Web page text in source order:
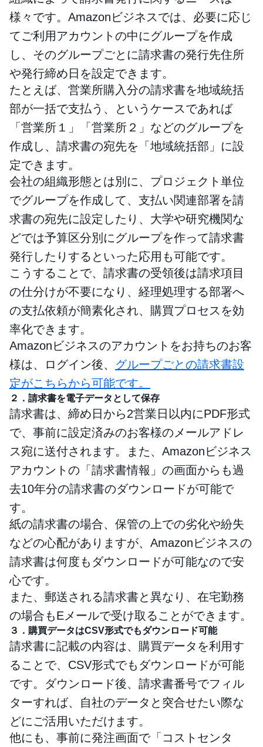
様々です。Amazonビジネスでは、必要に応じ
てご利用アカウントの中にグループを作成
し、そのグループごとに請求書の発行先住所
や発行締め日を設定できます。
たとえば、営業所購入分の請求書を地域統括
部が一括で支払う、というケースであれば
「営業所１」「営業所２」などのグループを
作成し、請求書の宛先を「地域統括部」に設
定できます。
会社の組織形態とは別に、プロジェクト単位
でグループを作成して、支払い関連部署を請
求書の宛先に設定したり、大学や研究機関な
どでは予算区分別にグループを作って請求書
発行したりするといった応用も可能です。
こうすることで、請求書の受領後は請求項目
の仕分けが不要になり、経理処理する部署へ
の支払依頼が簡素化され、購買プロセスを効
率化できます。
Amazonビジネスのアカウントをお持ちのお客
様は、ログイン後、 グループごとの請求書設
定がこちらから可能です。
２．請求書を電子データとして保存
請求書は、締め日から2営業日以内にPDF形式
で、事前に設定済みのお客様のメールアドレ
ス宛に送付されます。また、Amazonビジネス
アカウントの「請求書情報」の画面からも過
去10年分の請求書のダウンロードが可能で
す。
紙の請求書の場合、保管の上での劣化や紛失
などの心配がありますが、Amazonビジネスの
請求書は何度もダウンロードが可能なので安
心です。
また、郵送される請求書と異なり、在宅勤務
の場合もEメールで受け取ることができます。
３．購買データはCSV形式でもダウンロード可能
請求書に記載の内容は、購買データを利用す
ることで、CSV形式でもダウンロードが可能
です。ダウンロード後、請求書番号でフィル
ターすれば、自社のデータと突合せたい際な
どにご活用いただけます。
他にも、事前に発注画面で「コストセンタ